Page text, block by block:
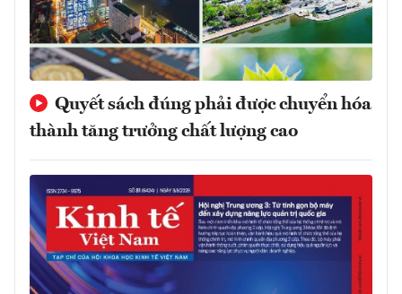
Quyết sách đúng phải được chuyển hóa
thành tăng trưởng chất lượng cao